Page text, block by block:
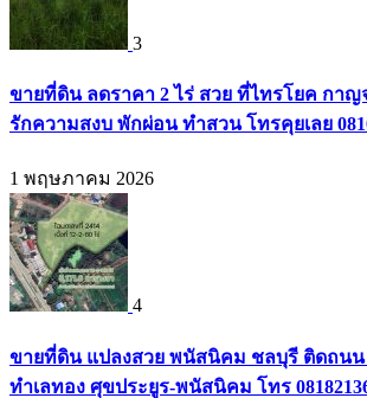
3
ขายที่ดิน ลดราคา 2 ไร่ สวย ที่ไทรโยค กา
รักความสงบ พักผ่อน ทำสวน โทรคุยเลย
1 พฤษภาคม 2026
4
ขายที่ดิน แปลงสวย พนัสนิคม ชลบุรี ติดถนน
ทำเลทอง ศุขประยูร-พนัสนิคม โทร